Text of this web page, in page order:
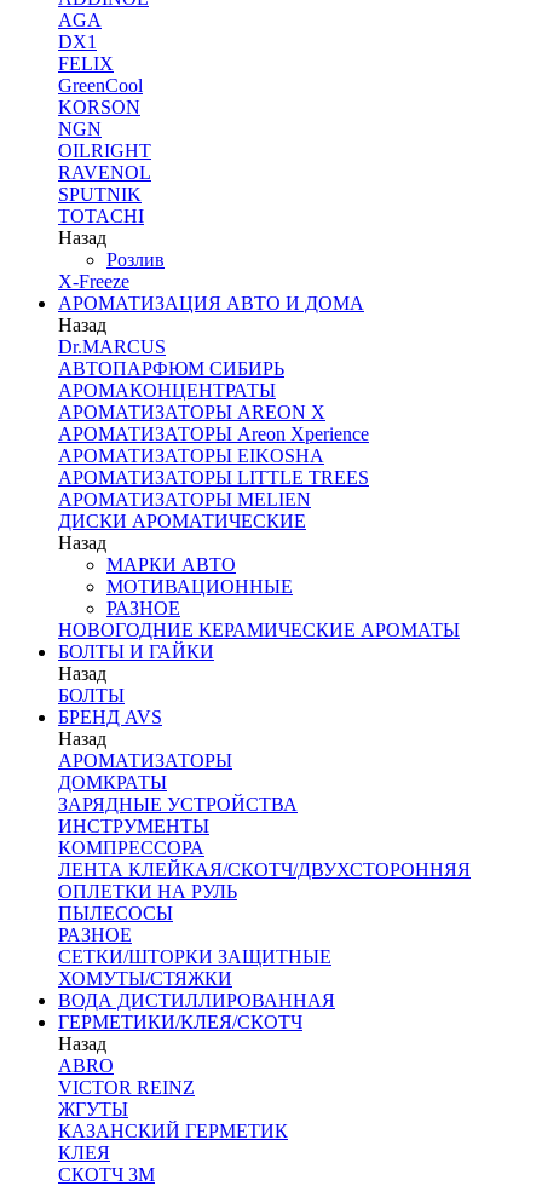
AGA
DX1
FELIX
GreenCool
KORSON
NGN
OILRIGHT
RAVENOL
SPUTNIK
TOTACHI
Назад
Розлив
X-Freeze
АРОМАТИЗАЦИЯ АВТО И ДОМА
Назад
Dr.MARCUS
АВТОПАРФЮМ СИБИРЬ
АРОМАКОНЦЕНТРАТЫ
АРОМАТИЗАТОРЫ AREON X
АРОМАТИЗАТОРЫ Areon Xperience
АРОМАТИЗАТОРЫ EIKOSHA
АРОМАТИЗАТОРЫ LITTLE TREES
АРОМАТИЗАТОРЫ MELIEN
ДИСКИ АРОМАТИЧЕСКИЕ
Назад
МАРКИ АВТО
МОТИВАЦИОННЫЕ
РАЗНОЕ
НОВОГОДНИЕ КЕРАМИЧЕСКИЕ АРОМАТЫ
БОЛТЫ И ГАЙКИ
Назад
БОЛТЫ
БРЕНД AVS
Назад
АРОМАТИЗАТОРЫ
ДОМКРАТЫ
ЗАРЯДНЫЕ УСТРОЙСТВА
ИНСТРУМЕНТЫ
КОМПРЕССОРА
ЛЕНТА КЛЕЙКАЯ/СКОТЧ/ДВУХСТОРОННЯЯ
ОПЛЕТКИ НА РУЛЬ
ПЫЛЕСОСЫ
РАЗНОЕ
СЕТКИ/ШТОРКИ ЗАЩИТНЫЕ
ХОМУТЫ/СТЯЖКИ
ВОДА ДИСТИЛЛИРОВАННАЯ
ГЕРМЕТИКИ/КЛЕЯ/СКОТЧ
Назад
ABRO
VICTOR REINZ
ЖГУТЫ
КАЗАНСКИЙ ГЕРМЕТИК
КЛЕЯ
СКОТЧ 3М